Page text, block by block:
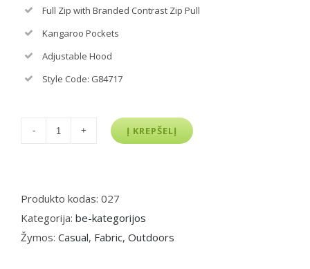
Full Zip with Branded Contrast Zip Pull
Kangaroo Pockets
Adjustable Hood
Style Code: G84717
produkto
Suit
Į KREPŠELĮ
Produkto kodas: 027
Kategorija: be-kategorijos
Žymos: Casual, Fabric, Outdoors